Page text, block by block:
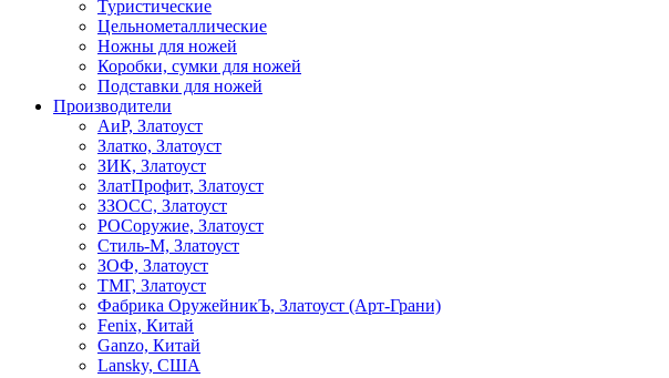
Туристические
Цельнометаллические
Ножны для ножей
Коробки, сумки для ножей
Подставки для ножей
Производители
АиР, Златоуст
Златко, Златоуст
ЗИК, Златоуст
ЗлатПрофит, Златоуст
ЗЗОСС, Златоуст
РОСоружие, Златоуст
Стиль-М, Златоуст
ЗОФ, Златоуст
ТМГ, Златоуст
Фабрика ОружейникЪ, Златоуст (Арт-Грани)
Fenix, Китай
Ganzo, Китай
Lansky, США